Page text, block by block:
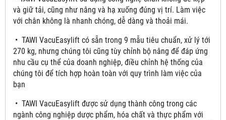
và giữ tải, cũng như nâng và hạ xuống đúng vị trí. Làm việc
với chân không là nhanh chóng, dễ dàng và thoải mái.
• TAWI VacuEasylift có sẵn trong 9 mẫu tiêu chuẩn, xử lý tới
270 kg, nhưng chúng tôi cũng tùy chỉnh bộ nâng để đáp ứng
nhu cầu cụ thể của doanh nghiệp, điều chỉnh hệ thống của
chúng tôi để tích hợp hoàn toàn với quy trình làm việc của
bạn
• TAWI VacuEasylift được sử dụng thành công trong các
ngành công nghiệp dược phẩm, hóa chất và thực phẩm với